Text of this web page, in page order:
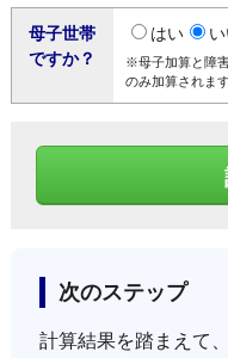
母子世帯
ですか？
はい い
※母子加算と障
のみ加算されます
次のステップ
計算結果を踏まえて